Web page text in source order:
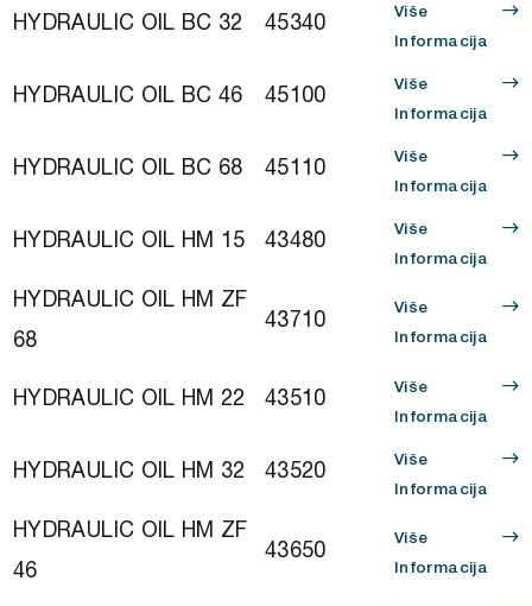
HYDRAULIC OIL BC 32 45340
Više
Informacija
HYDRAULIC OIL BC 46 45100
Više
Informacija
HYDRAULIC OIL BC 68 45110
Više
Informacija
HYDRAULIC OIL HM 15 43480
Više
Informacija
HYDRAULIC OIL HM ZF
68
43710
Više
Informacija
HYDRAULIC OIL HM 22 43510
Više
Informacija
HYDRAULIC OIL HM 32 43520
Više
Informacija
HYDRAULIC OIL HM ZF
46
43650
Više
Informacija